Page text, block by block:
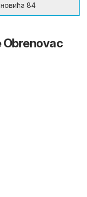
84
Obrenovac